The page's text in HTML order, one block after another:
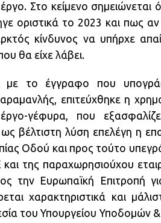
Στο κείμενο
οριστικά το 2023 και πως
κίνδυνος να υπήρχε
θα είχε λάβει.
με το έγγραφο που
επιτεύχθηκε η
γέφυρα, που
ως βέλτιστη λύση επελέγη η
Οδού και προς τούτο
της παραχωρησιούχου
την Ευρωπαϊκή Επιτροπή
χαρακτηριστικά και
του Υπουργείου Υποδομών